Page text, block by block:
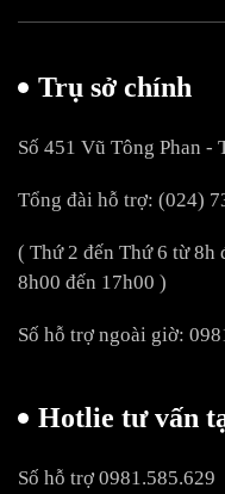
Trụ sở chính
Số 451 Vũ Tông Phan -
Tổng đài hỗ trợ: (024)
( Thứ 2 đến Thứ 6 từ 8h
8h00 đến 17h00 )
Số hỗ trợ ngoài giờ:
Hotlie tư vấn
Số hỗ trợ 0981.585.629